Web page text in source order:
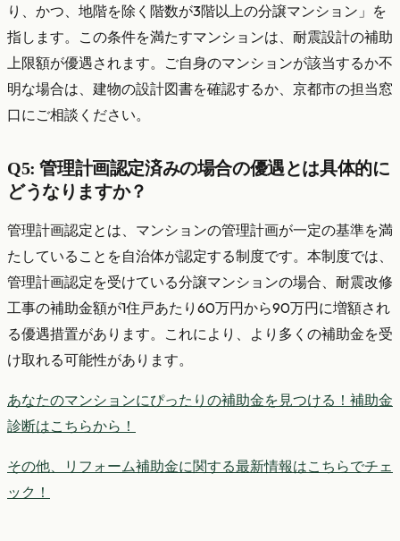
り、かつ、地階を除く階数が3階以上の分譲マンション」を
指します。この条件を満たすマンションは、耐震設計の補助
上限額が優遇されます。ご自身のマンションが該当するか不
明な場合は、建物の設計図書を確認するか、京都市の担当窓
口にご相談ください。
Q5: 管理計画認定済みの場合の優遇とは具体的に
どうなりますか？
管理計画認定とは、マンションの管理計画が一定の基準を満
たしていることを自治体が認定する制度です。本制度では、
管理計画認定を受けている分譲マンションの場合、耐震改修
工事の補助金額が1住戸あたり60万円から90万円に増額され
る優遇措置があります。これにより、より多くの補助金を受
け取れる可能性があります。
あなたのマンションにぴったりの補助金を見つける！補助金
診断はこちらから！
その他、リフォーム補助金に関する最新情報はこちらでチェ
ック！